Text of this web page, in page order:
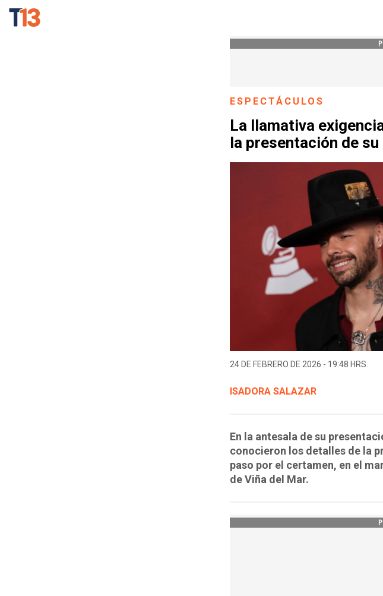
ESPECTÁCULOS
La llamativa
la presentación de
24 DE FEBRERO DE 2026 - 19:48 HRS.
ISADORA SALAZAR
En la antesala de su
conocieron los detalles de la
paso por el certamen, en el
de Viña del Mar.